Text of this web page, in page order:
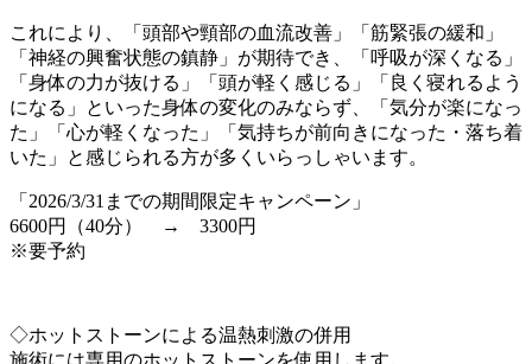
これにより、「頭部や頸部の血流改善」「筋緊張の緩和」
「神経の興奮状態の鎮静」が期待でき、「呼吸が深くなる」
「身体の力が抜ける」「頭が軽く感じる」「良く寝れるよう
になる」といった身体の変化のみならず、「気分が楽になっ
た」「心が軽くなった」「気持ちが前向きになった・落ち着
いた」と感じられる方が多くいらっしゃいます。
「2026/3/31までの期間限定キャンペーン」
6600円（40分） → 3300円
※要予約
◇ホットストーンによる温熱刺激の併用
施術には専用のホットストーンを使用します。